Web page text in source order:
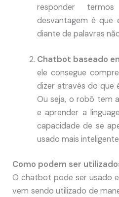
responder
desvantagem é que
diante de palavras
Chatbot baseado
ele consegue
dizer através do que
Ou seja, o robô tem
e aprender a
capacidade de se
usado mais
Como podem ser
O chatbot pode ser usado
vem sendo utilizado de